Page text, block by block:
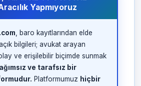
Yapmıyoruz
, baro kayıtlarından elde
bilgileri; avukat arayan
ve erişilebilir biçimde sunmak
ve tarafsız bir
Platformumuz hiçbir